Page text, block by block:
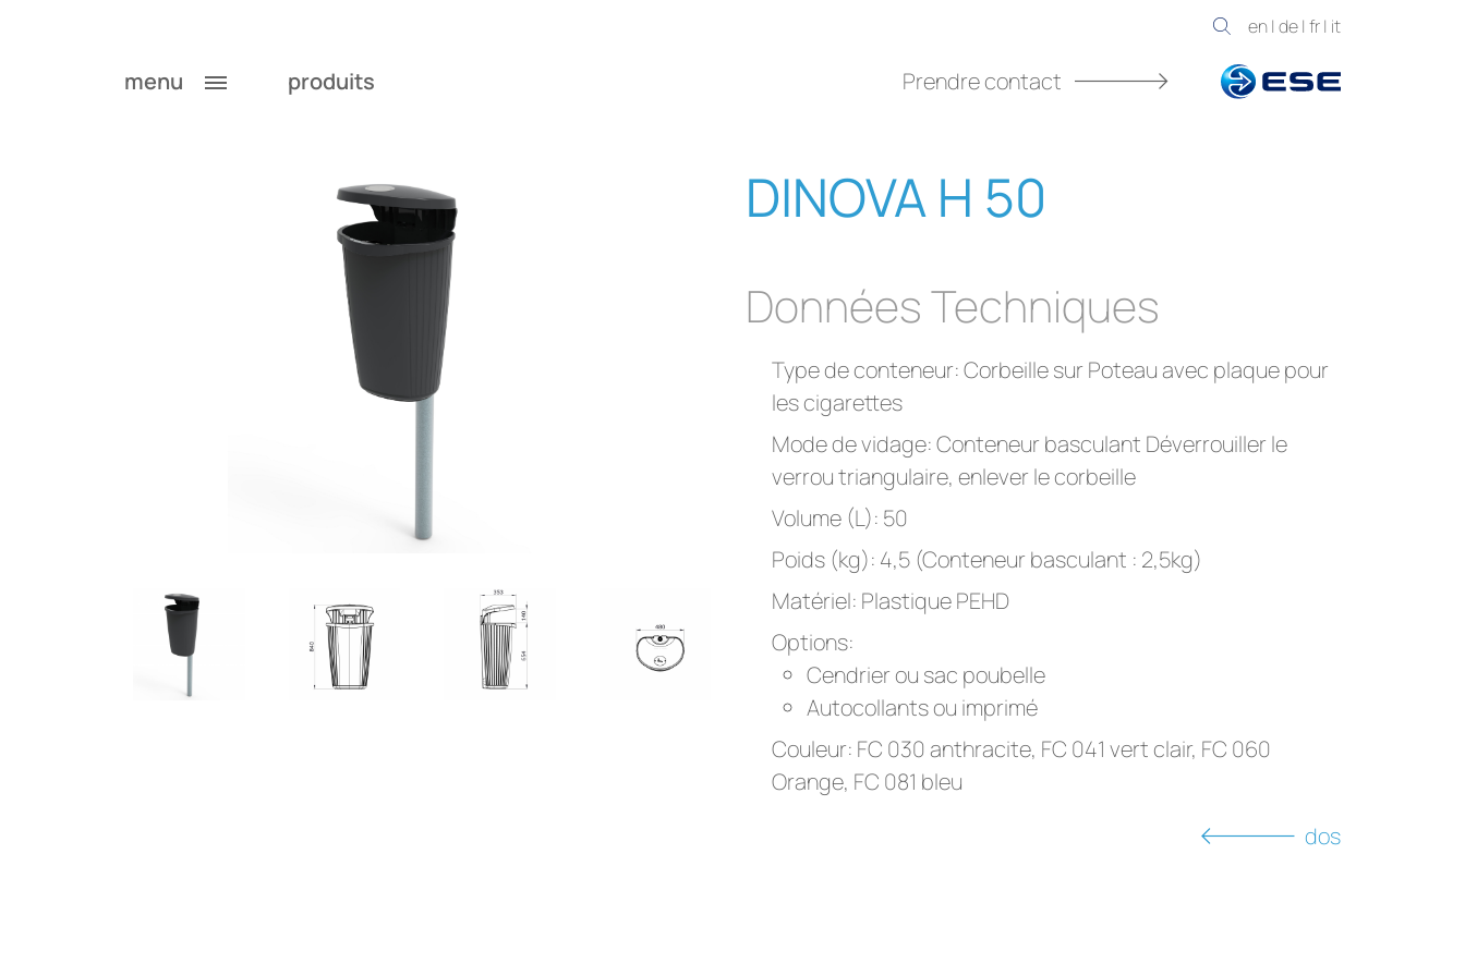
en| de| fr| it
menu produits Prendre contact
DINOVA H 50
Données Techniques
Type de conteneur: Corbeille sur Poteau avec plaque pour
les cigarettes
Mode de vidage: Conteneur basculant Déverrouiller le
verrou triangulaire, enlever le corbeille
Volume (L): 50
Poids (kg): 4,5 (Conteneur basculant : 2,5kg)
Matériel: Plastique PEHD
Options:
Cendrier ou sac poubelle
Autocollants ou imprimé
Couleur: FC 030 anthracite, FC 041 vert clair, FC 060
Orange, FC 081 bleu
dos